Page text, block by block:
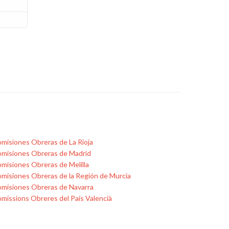
Obreras de La Rioja
Obreras de Madrid
Obreras de Melilla
Obreras de la Región de Murcia
Obreras de Navarra
Obreres del País Valencià